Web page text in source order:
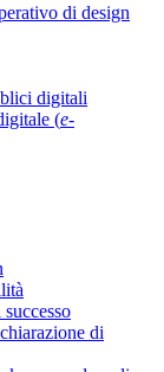
di design
digitali
(e-
di